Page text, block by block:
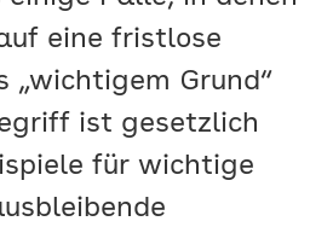
eine fristlose
„wichtigem Grund“
ist gesetzlich
für wichtige